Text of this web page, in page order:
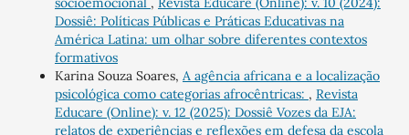
Dossiê: Políticas Públicas e Práticas Educativas na
América Latina: um olhar sobre diferentes contextos
formativos
Karina Souza Soares, A agência africana e a localização
psicológica como categorias afrocêntricas: , Revista
Educare (Online): v. 12 (2025): Dossiê Vozes da EJA:
relatos de experiências e reflexões em defesa da escola